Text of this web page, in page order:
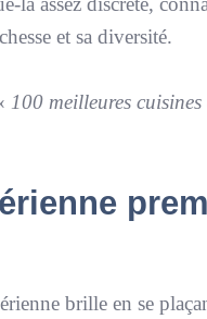
et sa diversité.
100 meilleures
brille en se